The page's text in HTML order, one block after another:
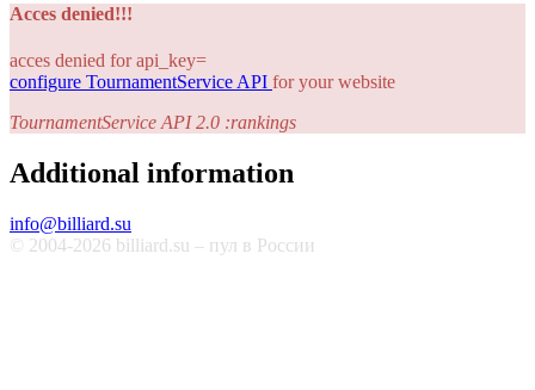
Acces denied!!!
acces denied for api_key=
configure TournamentService API for your website
TournamentService API 2.0 :rankings
Additional information
info@billiard.su
© 2004-2026 billiard.su – пул в России